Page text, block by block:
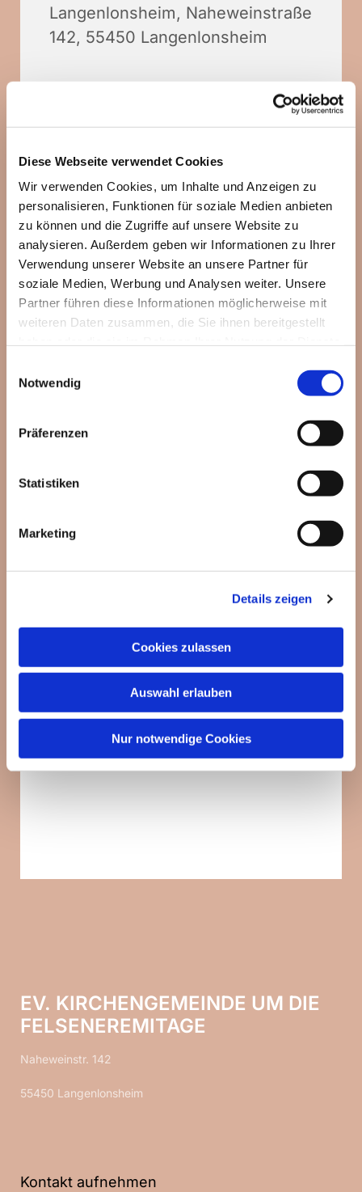
Diese Webseite verwendet Cookies
Wir verwenden Cookies, um Inhalte und Anzeigen zu
personalisieren, Funktionen für soziale Medien anbieten
zu können und die Zugriffe auf unsere Website zu
analysieren. Außerdem geben wir Informationen zu Ihrer
Verwendung unserer Website an unsere Partner für
soziale Medien, Werbung und Analysen weiter. Unsere
Partner führen diese Informationen möglicherweise mit
weiteren Daten zusammen, die Sie ihnen bereitgestellt
Notwendig
Präferenzen
Statistiken
Marketing
Details zeigen
Cookies zulassen
Auswahl erlauben
Nur notwendige Cookies
Langenlonsheim, Naheweinstraße
142, 55450 Langenlonsheim
EV. KIRCHENGEMEINDE UM DIE
FELSENEREMITAGE
Naheweinstr. 142
55450 Langenlonsheim
Kontakt aufnehmen